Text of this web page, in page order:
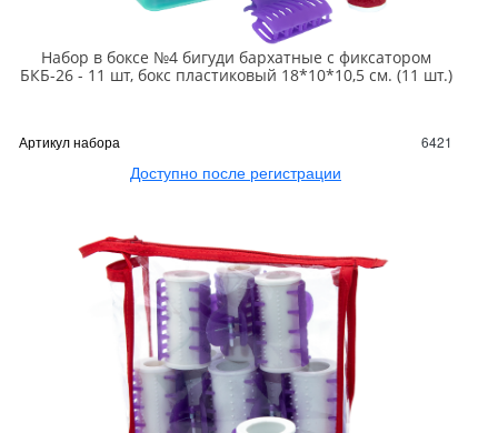
Набор в боксе №4 бигуди бархатные с фиксатором
БКБ-26 - 11 шт, бокс пластиковый 18*10*10,5 см. (11 шт.)
Артикул набора 6421
Доступно после регистрации